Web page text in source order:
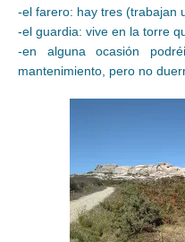
-el farero: hay tres (trabajan
-el guardia: vive en la torre
-en alguna ocasión
mantenimiento, pero no